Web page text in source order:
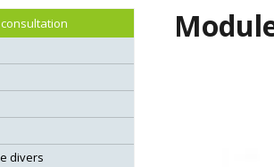
divers